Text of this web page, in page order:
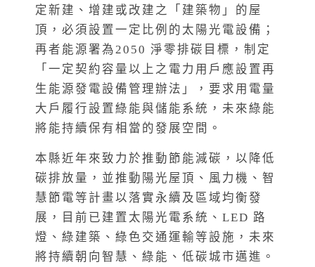
定新建、增建或改建之「建築物」的屋
頂，必須設置一定比例的太陽光電設備；
再者能源署為2050 淨零排碳目標，制定
「一定契約容量以上之電力用戶應設置再
生能源發電設備管理辦法」，要求用電量
大戶履行設置綠能與儲能系統，未來綠能
將能持續保有相當的發展空間。
本縣近年來致力於推動節能減碳，以降低
碳排放量，並推動陽光屋頂、風力機、智
慧節電等計畫以落實永續及區域均衡發
展，目前已建置太陽光電系統、LED 路
燈、綠建築、綠色交通運輸等設施，未來
將持續朝向智慧、綠能、低碳城市邁進。